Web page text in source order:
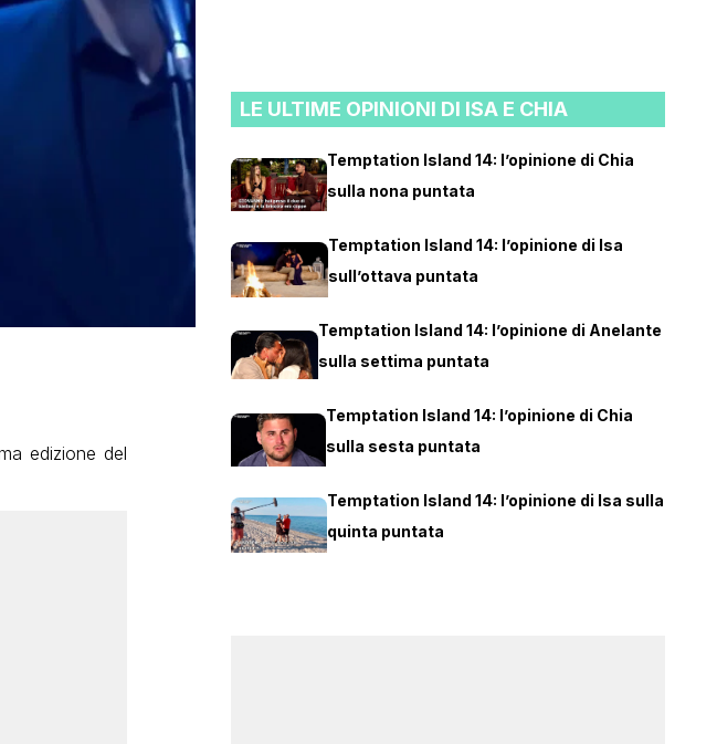
edizione del
LE ULTIME OPINIONI DI ISA E CHIA
Temptation Island 14: l’opinione di Chia
sulla nona puntata
Temptation Island 14: l’opinione di Isa
sull’ottava puntata
Temptation Island 14: l’opinione di Anelante
sulla settima puntata
Temptation Island 14: l’opinione di Chia
sulla sesta puntata
Temptation Island 14: l’opinione di Isa sulla
quinta puntata